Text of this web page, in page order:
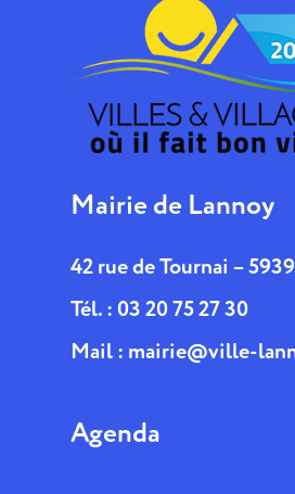
Mairie de Lannoy
42 rue de Tournai –
Tél. : 03 20 75 27 30
Mail : mairie@ville-
Agenda